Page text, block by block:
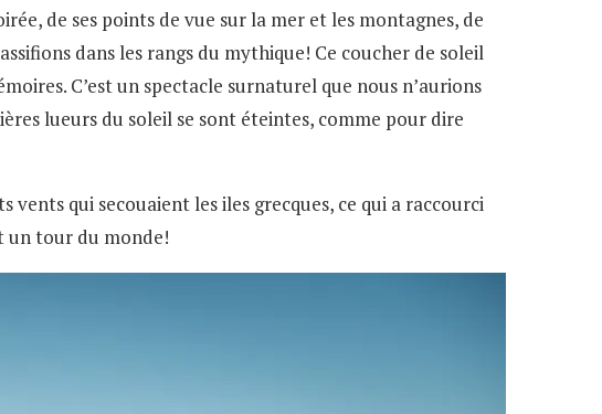
de ses points de vue sur la mer et les montagnes, de
dans les rangs du mythique! Ce coucher de soleil
C’est un spectacle surnaturel que nous n’aurions
lueurs du soleil se sont éteintes, comme pour dire
qui secouaient les iles grecques, ce qui a raccourci
un tour du monde!